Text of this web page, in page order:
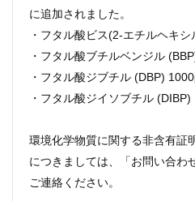
に追加されました。
・フタル酸ビス(2-エチルヘキ
・フタル酸ブチルベンジル
・フタル酸ジブチル (DBP)
・フタル酸ジイソブチル
環境化学物質に関する非含有証
につきましては、「お問い合わ
ご連絡ください。